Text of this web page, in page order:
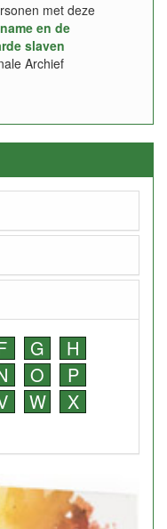
met deze
en de
slaven
Archief
G
H
O
P
W
X